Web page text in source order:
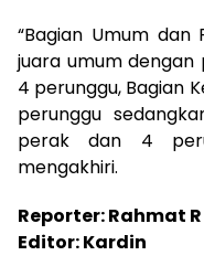
“Bagian Umum dan
juara umum
4 perunggu, Bagian
perunggu
perak dan 4
mengakhiri.
Reporter: Rahmat R
Editor: Kardin